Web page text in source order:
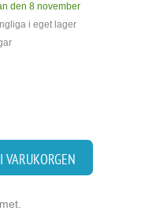
den 8 november
i eget lager
VARUKORGEN